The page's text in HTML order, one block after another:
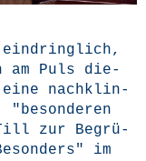
ein­dring­lich,
am Puls die­
eine nach­klin­
zur Begrü­
im